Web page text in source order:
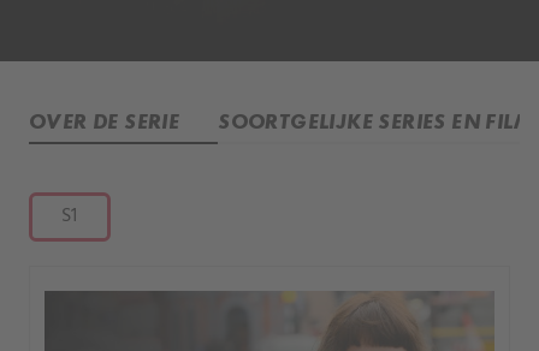
OVER DE SERIE SOORTGELIJKE SERIES EN
S1